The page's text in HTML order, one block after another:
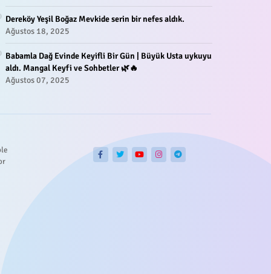
Dereköy Yeşil Boğaz Mevkide serin bir nefes aldık.
Ağustos 18, 2025
Babamla Dağ Evinde Keyifli Bir Gün | Büyük Usta uykuyu
aldı. Mangal Keyfi ve Sohbetler 🌿🔥
Ağustos 07, 2025